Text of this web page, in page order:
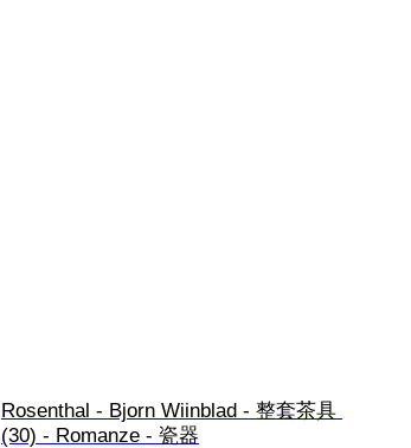
Rosenthal - Bjorn Wiinblad - 整套茶具
(30) - Romanze - 瓷器